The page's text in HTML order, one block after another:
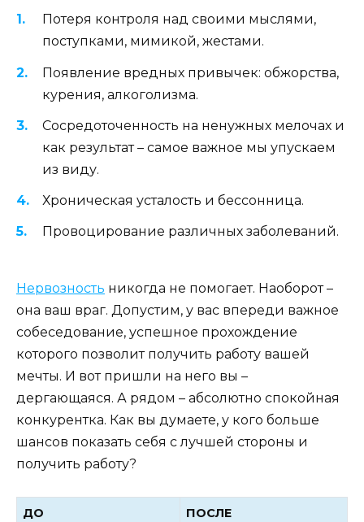
Потеря контроля над своими мыслями,
поступками, мимикой, жестами.
Появление вредных привычек: обжорства,
курения, алкоголизма.
Сосредоточенность на ненужных мелочах и
как результат – самое важное мы упускаем
из виду.
Хроническая усталость и бессонница.
Провоцирование различных заболеваний.
Нервозность никогда не помогает. Наоборот –
она ваш враг. Допустим, у вас впереди важное
собеседование, успешное прохождение
которого позволит получить работу вашей
мечты. И вот пришли на него вы –
дергающаяся. А рядом – абсолютно спокойная
конкурентка. Как вы думаете, у кого больше
шансов показать себя с лучшей стороны и
получить работу?
ДО ПОСЛЕ